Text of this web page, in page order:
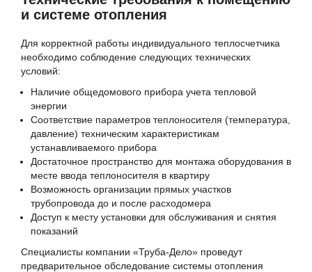
и системе отопления
Для корректной работы индивидуального теплосчетчика
необходимо соблюдение следующих технических
условий:
Наличие общедомового прибора учета тепловой
энергии
Соответствие параметров теплоносителя (температура,
давление) техническим характеристикам
устанавливаемого прибора
Достаточное пространство для монтажа оборудования в
месте ввода теплоносителя в квартиру
Возможность организации прямых участков
трубопровода до и после расходомера
Доступ к месту установки для обслуживания и снятия
показаний
Специалисты компании «Труба-Дело» проведут
предварительное обследование системы отопления